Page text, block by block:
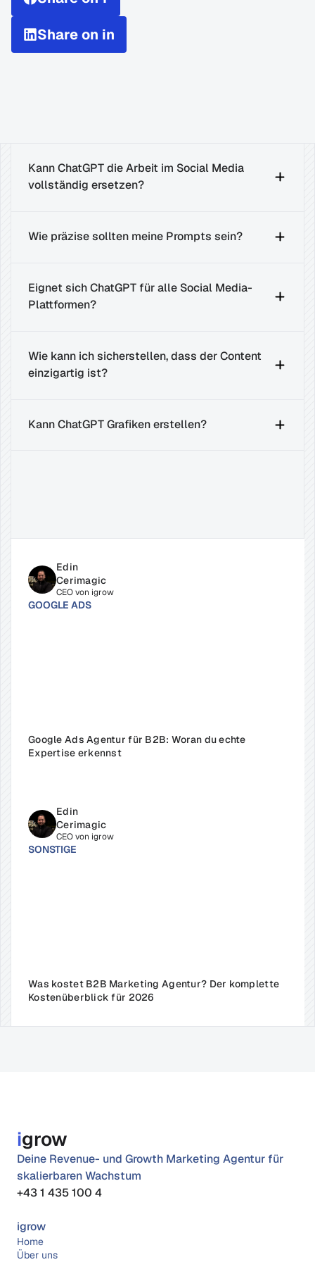
Share on in
Kann ChatGPT die Arbeit im Social Media
vollständig ersetzen?
Wie präzise sollten meine Prompts sein?
Eignet sich ChatGPT für alle Social Media-
Plattformen?
Wie kann ich sicherstellen, dass der Content
einzigartig ist?
Kann ChatGPT Grafiken erstellen?
Edin
Cerimagic
CEO von igrow
GOOGLE ADS
Google Ads Agentur für B2B: Woran du echte
Expertise erkennst
Edin
Cerimagic
CEO von igrow
SONSTIGE
Was kostet B2B Marketing Agentur? Der komplette
Kostenüberblick für 2026
igrow
Deine Revenue- und Growth Marketing Agentur für
skalierbaren Wachstum
+43 1 435 100 4
igrow
Home
Über uns